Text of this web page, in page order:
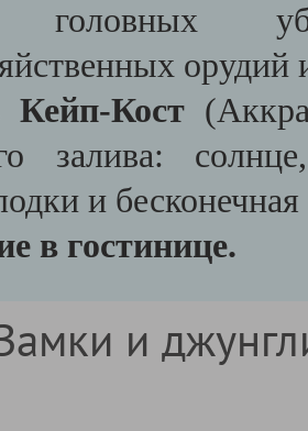
головных
Кейп-Кост
залива:
и
в гостинице.
и